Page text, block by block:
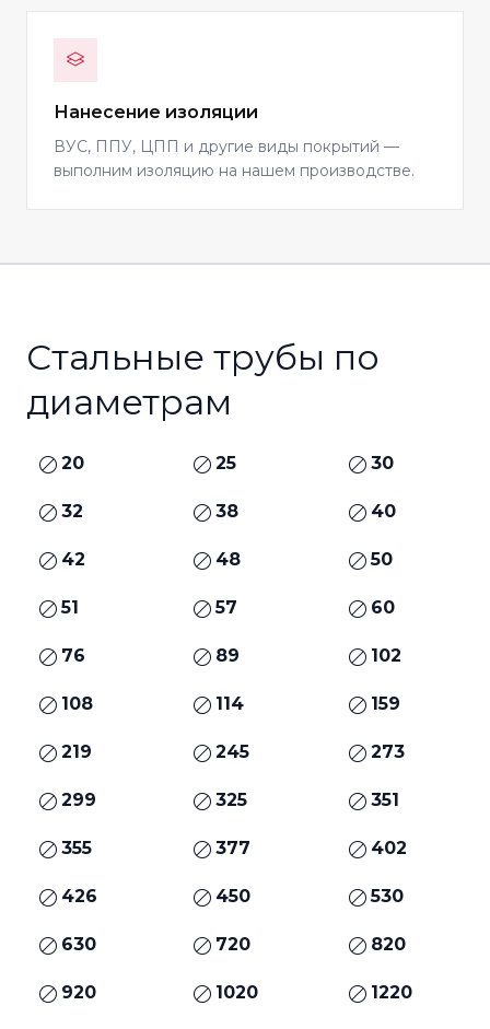
Нанесение изоляции
ВУС, ППУ, ЦПП и другие виды покрытий —
выполним изоляцию на нашем производстве.
Стальные трубы по
диаметрам
20 25 30
32 38 40
42 48 50
51 57 60
76 89 102
108 114 159
219 245 273
299 325 351
355 377 402
426 450 530
630 720 820
920 1020 1220